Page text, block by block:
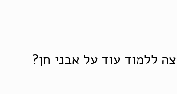
ללמוד עוד על אבני חן?